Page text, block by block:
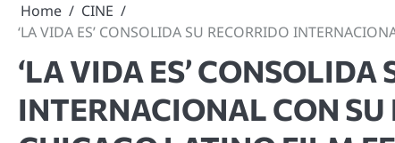
Home
CINE
‘LA VIDA ES’ CONSOLIDA SU RECORRIDO
‘LA VIDA ES’ CONSOLIDA
INTERNACIONAL CON